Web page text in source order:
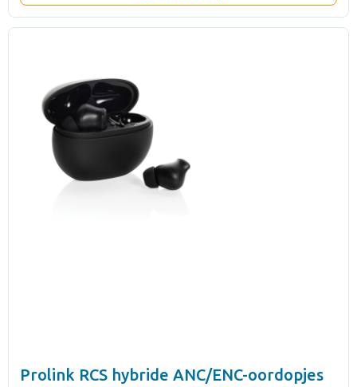
Prolink RCS hybride ANC/ENC-oordopjes